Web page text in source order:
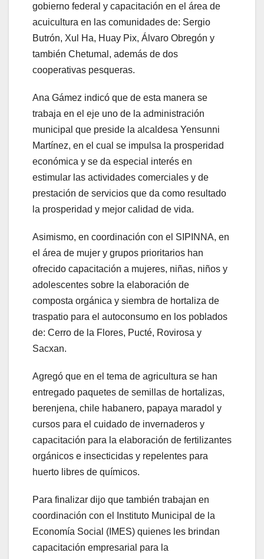
gobierno federal y capacitación en el área de
acuicultura en las comunidades de: Sergio
Butrón, Xul Ha, Huay Pix, Álvaro Obregón y
también Chetumal, además de dos
cooperativas pesqueras.
Ana Gámez indicó que de esta manera se
trabaja en el eje uno de la administración
municipal que preside la alcaldesa Yensunni
Martínez, en el cual se impulsa la prosperidad
económica y se da especial interés en
estimular las actividades comerciales y de
prestación de servicios que da como resultado
la prosperidad y mejor calidad de vida.
Asimismo, en coordinación con el SIPINNA, en
el área de mujer y grupos prioritarios han
ofrecido capacitación a mujeres, niñas, niños y
adolescentes sobre la elaboración de
composta orgánica y siembra de hortaliza de
traspatio para el autoconsumo en los poblados
de: Cerro de la Flores, Pucté, Rovirosa y
Sacxan.
Agregó que en el tema de agricultura se han
entregado paquetes de semillas de hortalizas,
berenjena, chile habanero, papaya maradol y
cursos para el cuidado de invernaderos y
capacitación para la elaboración de fertilizantes
orgánicos e insecticidas y repelentes para
huerto libres de químicos.
Para finalizar dijo que también trabajan en
coordinación con el Instituto Municipal de la
Economía Social (IMES) quienes les brindan
capacitación empresarial para la